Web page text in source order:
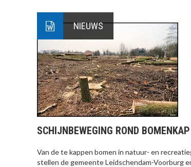
NIEUWS
SCHIJNBEWEGING ROND
Van de te kappen bomen in natuur- en
stellen de gemeente Leidschendam-Voorburg